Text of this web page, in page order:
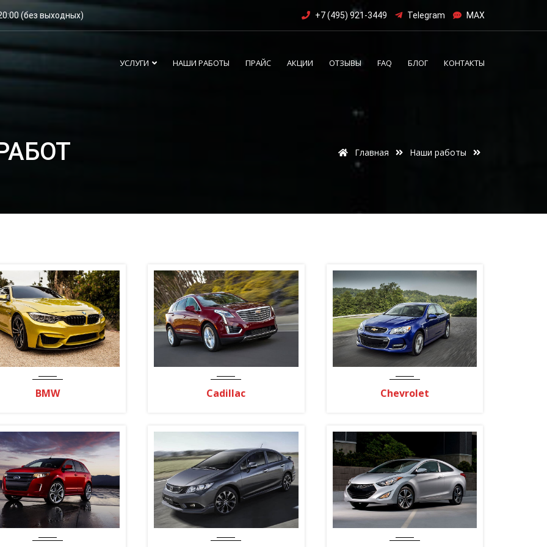
(без выходных) +7 (495) 921-3449 Telegram MAX
УСЛУГИ НАШИ РАБОТЫ ПРАЙС АКЦИИ ОТЗЫВЫ FAQ БЛОГ КОНТАКТЫ
Главная Наши работы
BMW Cadillac Chevrolet